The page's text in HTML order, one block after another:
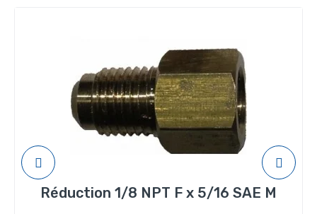
Réduction 1/8 NPT F x 5/16 SAE M